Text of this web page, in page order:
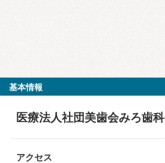
基本情報
医療法人社団美歯会みろ歯科
アクセス